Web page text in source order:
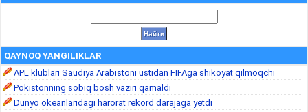
QAYNOQ YANGILIKLAR
APL klublari Saudiya Arabistoni ustidan FIFAga shikoyat qilmoqchi
Pokistonning sobiq bosh vaziri qamaldi
Dunyo okeanlaridagi harorat rekord darajaga yetdi